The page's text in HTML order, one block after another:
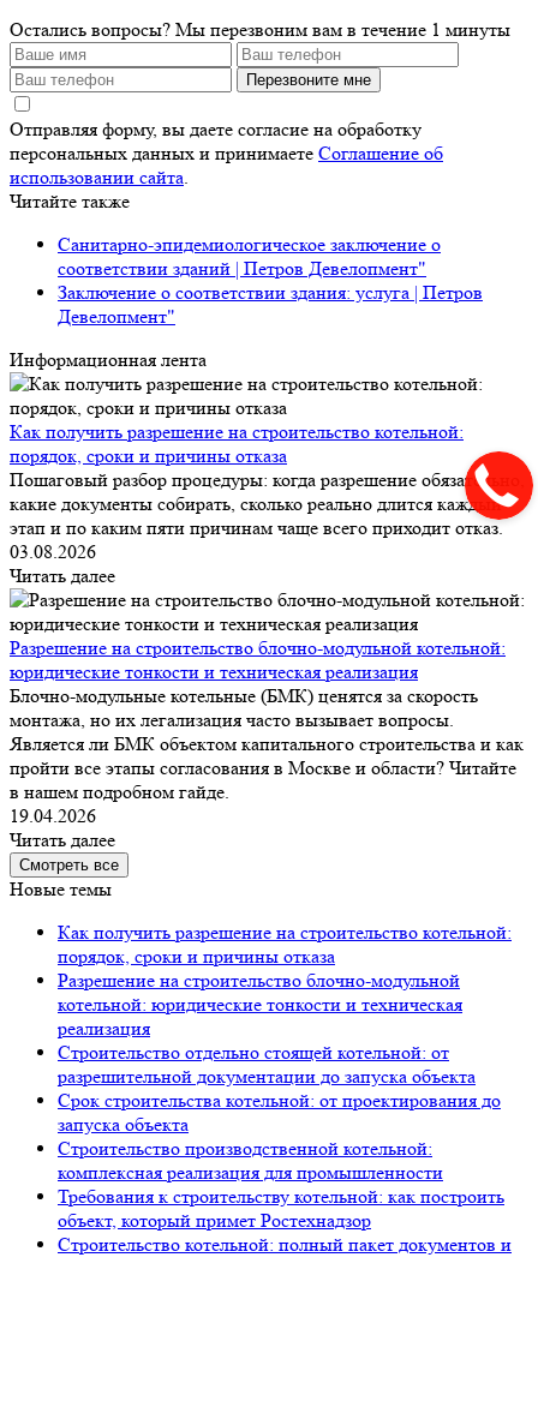
Остались вопросы? Мы перезвоним вам в течение 1 минуты
Перезвоните мне
Отправляя форму, вы даете согласие на обработку
персональных данных и принимаете Соглашение об
использовании сайта.
Читайте также
Санитарно-эпидемиологическое заключение о
соответствии зданий | Петров Девелопмент"
Заключение о соответствии здания: услуга | Петров
Девелопмент"
Информационная лента
Как получить разрешение на строительство котельной:
порядок, сроки и причины отказа
Пошаговый разбор процедуры: когда разрешение обязательно,
какие документы собирать, сколько реально длится каждый
этап и по каким пяти причинам чаще всего приходит отказ.
03.08.2026
Читать далее
Разрешение на строительство блочно-модульной котельной:
юридические тонкости и техническая реализация
Блочно-модульные котельные (БМК) ценятся за скорость
монтажа, но их легализация часто вызывает вопросы.
Является ли БМК объектом капитального строительства и как
пройти все этапы согласования в Москве и области? Читайте
в нашем подробном гайде.
19.04.2026
Читать далее
Смотреть все
Новые темы
Как получить разрешение на строительство котельной:
порядок, сроки и причины отказа
Разрешение на строительство блочно-модульной
котельной: юридические тонкости и техническая
реализация
Строительство отдельно стоящей котельной: от
разрешительной документации до запуска объекта
Срок строительства котельной: от проектирования до
запуска объекта
Строительство производственной котельной:
комплексная реализация для промышленности
Требования к строительству котельной: как построить
объект, который примет Ростехнадзор
Строительство котельной: полный пакет документов и